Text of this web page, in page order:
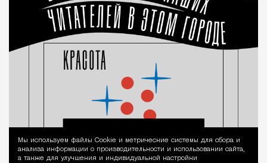
Уведомление
Мы используем файлы Сookie и метрические системы для сбора и
анализа информации о производительности и использовании сайта,
а также для улучшения и индивидуальной настройки